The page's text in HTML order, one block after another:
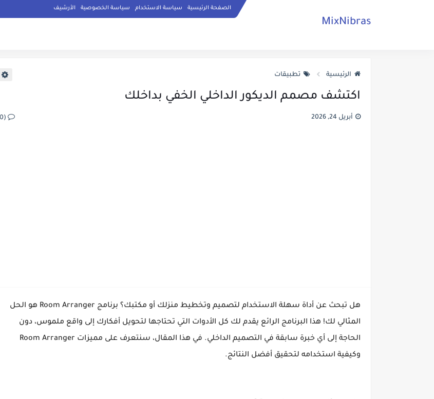
الصفحة الرئيسية سياسة الاستخدام سياسة الخصوصية الأرشيف
MixNibras
الرئيسية تطبيقات
اكتشف مصمم الديكور الداخلي الخفي بداخلك
أبريل 24, 2026 (0)
هل تبحث عن أداة سهلة الاستخدام لتصميم وتخطيط منزلك أو مكتبك؟ برنامج Room Arranger هو الحل
المثالي لك! هذا البرنامج الرائع يقدم لك كل الأدوات التي تحتاجها لتحويل أفكارك إلى واقع ملموس، دون
الحاجة إلى أي خبرة سابقة في التصميم الداخلي. في هذا المقال، سنتعرف على مميزات Room Arranger
وكيفية استخدامه لتحقيق أفضل النتائج.